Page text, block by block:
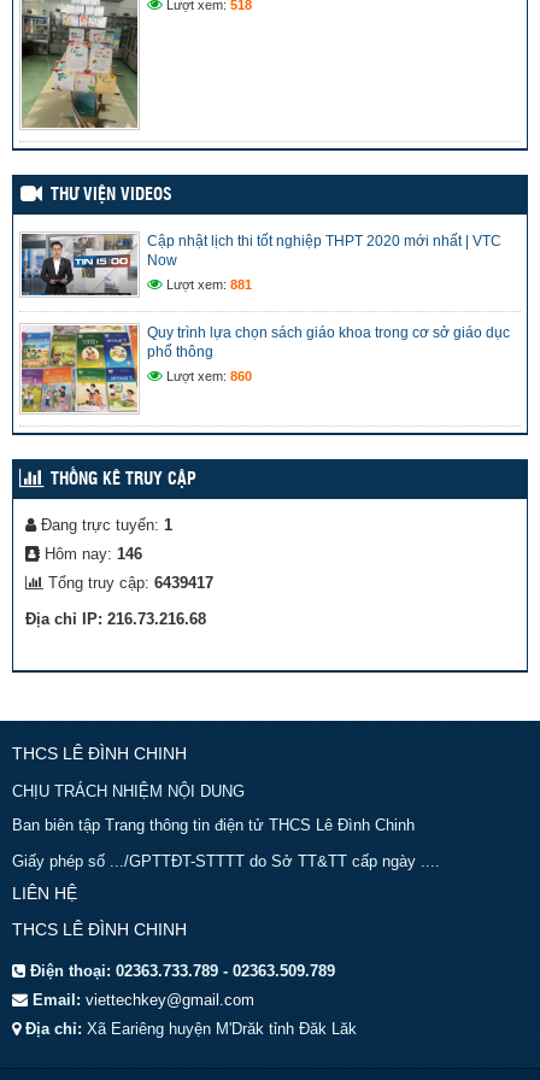
VUI VẺ GIỮA GIỜ RA CHƠI
(04/05/2024)
Lượt xem: 518
THƯ VIỆN VIDEOS
Cập nhật lịch thi tốt nghiệp THPT 2020 mới nhất | VTC
Now
Lượt xem: 881
Quy trình lựa chọn sách giáo khoa trong cơ sở giáo dục
phổ thông
Lượt xem: 860
THỐNG KÊ TRUY CẬP
Đang trực tuyến: 1
Hôm nay: 146
Tổng truy cập: 6439417
Địa chỉ IP: 216.73.216.68
THCS LÊ ĐÌNH CHINH
CHỊU TRÁCH NHIỆM NỘI DUNG
Ban biên tập Trang thông tin điện tử THCS Lê Đình Chinh
Giấy phép số .../GPTTĐT-STTTT do Sở TT&TT cấp ngày ....
LIÊN HỆ
THCS LÊ ĐÌNH CHINH
Điện thoại: 02363.733.789 - 02363.509.789
Email: viettechkey@gmail.com
Địa chỉ: Xã Eariêng huyện M'Drăk tỉnh Đăk Lăk